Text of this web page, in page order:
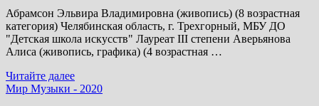
Абрамсон Эльвира Владимировна (живопись) (8 возрастная
категория) Челябинская область, г. Трехгорный, МБУ ДО
"Детская школа искусств" Лауреат III степени Аверьянова
Алиса (живопись, графика) (4 возрастная …
Итоги
VII
Читайте далее
Мир Музыки - 2020